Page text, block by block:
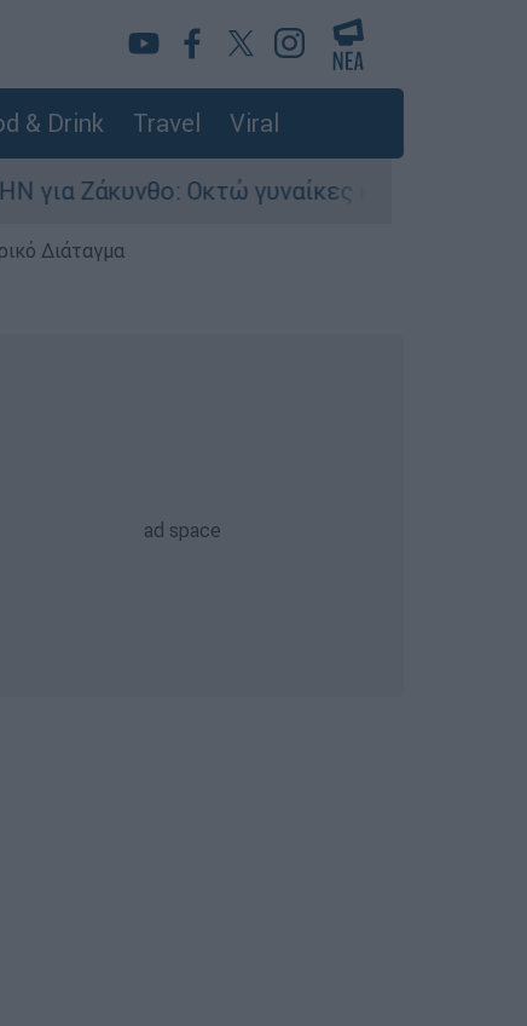
& Drink Travel Viral
Οκτώ γυναίκες κατήγγειλαν βιασμό σε 20
Διάταγμα